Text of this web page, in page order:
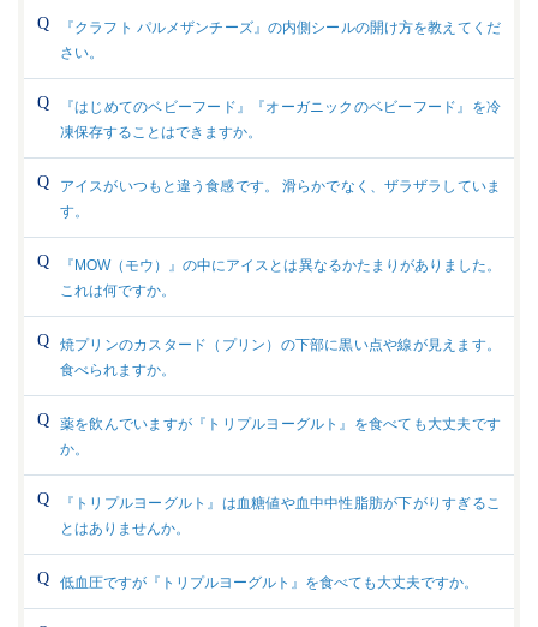
『クラフト パルメザンチーズ』の内側シールの開け方を教えてくだ
さい。
『はじめてのベビーフード』『オーガニックのベビーフード』を冷
凍保存することはできますか。
アイスがいつもと違う食感です。 滑らかでなく、ザラザラしていま
す。
『MOW（モウ）』の中にアイスとは異なるかたまりがありました。
これは何ですか。
焼プリンのカスタード（プリン）の下部に黒い点や線が見えます。
食べられますか。
薬を飲んでいますが『トリプルヨーグルト』を食べても大丈夫です
か。
『トリプルヨーグルト』は血糖値や血中中性脂肪が下がりすぎるこ
とはありませんか。
低血圧ですが『トリプルヨーグルト』を食べても大丈夫ですか。